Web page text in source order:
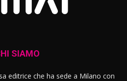
SIAMO
editrice che ha sede a Milano con